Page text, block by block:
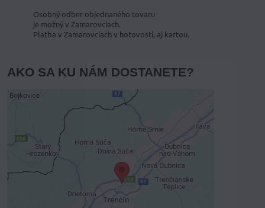
Osobný odber objednaného tovaru
je možný v Zamarovciach.
Platba v Zamarovciach v hotovosti, aj kartou.
AKO SA KU NÁM DOSTANETE?
Externý obsah je blokovaný
Voľbami súkromia
Prajete si načítať externý obsah?
Povoliť tentokrát